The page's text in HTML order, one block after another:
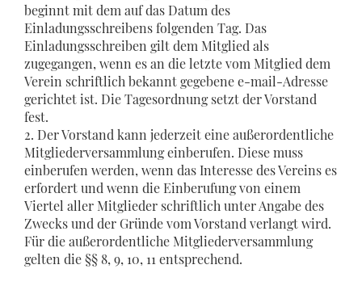
beginnt mit dem auf das Datum des
Einladungsschreibens folgenden Tag. Das
Einladungsschreiben gilt dem Mitglied als
zugegangen, wenn es an die letzte vom Mitglied dem
Verein schriftlich bekannt gegebene e-mail-Adresse
gerichtet ist. Die Tagesordnung setzt der Vorstand
fest.
2. Der Vorstand kann jederzeit eine außerordentliche
Mitgliederversammlung einberufen. Diese muss
einberufen werden, wenn das Interesse des Vereins es
erfordert und wenn die Einberufung von einem
Viertel aller Mitglieder schriftlich unter Angabe des
Zwecks und der Gründe vom Vorstand verlangt wird.
Für die außerordentliche Mitgliederversammlung
gelten die §§ 8, 9, 10, 11 entsprechend.